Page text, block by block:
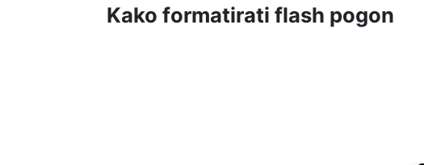
Kako formatirati flash pogon